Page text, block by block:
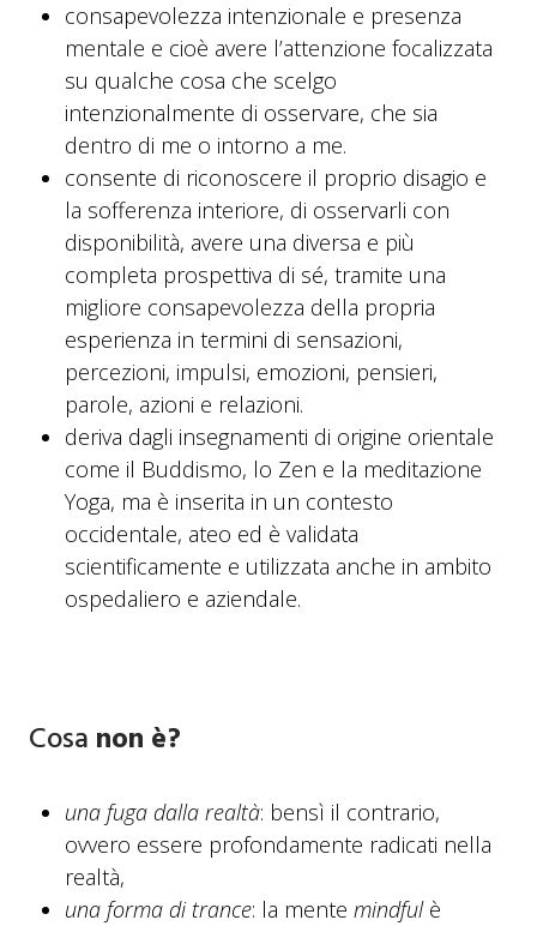
consapevolezza intenzionale e presenza
mentale e cioè avere l’attenzione focalizzata
su qualche cosa che scelgo
intenzionalmente di osservare, che sia
dentro di me o intorno a me.
consente di riconoscere il proprio disagio e
la sofferenza interiore, di osservarli con
disponibilità, avere una diversa e più
completa prospettiva di sé, tramite una
migliore consapevolezza della propria
esperienza in termini di sensazioni,
percezioni, impulsi, emozioni, pensieri,
parole, azioni e relazioni.
deriva dagli insegnamenti di origine orientale
come il Buddismo, lo Zen e la meditazione
Yoga, ma è inserita in un contesto
occidentale, ateo ed è validata
scientificamente e utilizzata anche in ambito
ospedaliero e aziendale.
Cosa non è?
una fuga dalla realtà: bensì il contrario,
ovvero essere profondamente radicati nella
realtà,
una forma di trance: la mente mindfulè